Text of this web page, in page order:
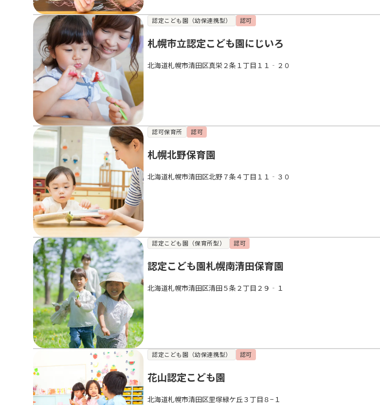
認定こども園（幼保連携型） 認可
札幌市立認定こども園にじいろ
北海道札幌市清田区真栄２条１丁目１１‐２０
認可保育所 認可
札幌北野保育園
北海道札幌市清田区北野７条４丁目１１‐３０
認定こども園（保育所型） 認可
認定こども園札幌南清田保育園
北海道札幌市清田区清田５条２丁目２９‐１
認定こども園（幼保連携型） 認可
花山認定こども園
北海道札幌市清田区里塚緑ケ丘３丁目８−１